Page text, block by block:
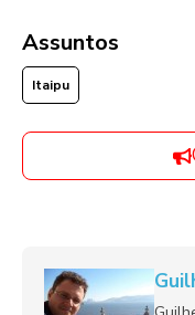
Assuntos
Itaipu